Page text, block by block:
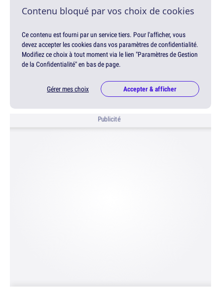
Contenu bloqué par vos choix de cookies
Ce contenu est fourni par un service tiers. Pour l'afficher, vous
devez accepter les cookies dans vos paramètres de confidentialité.
Modifiez ce choix à tout moment via le lien "Paramètres de Gestion
de la Confidentialité" en bas de page.
Gérer mes choix Accepter & afficher
Publicité